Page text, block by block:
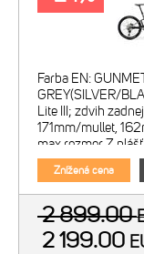
Farba EN:
GREY(SILVER/
Lite III; zdvih
171mm/mullet,
max.rozmer Z
148x12mm; BSA
Domain R;
kónický k
Znížená cena
2 899.00
2 199.00